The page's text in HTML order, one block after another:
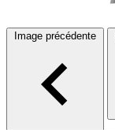
Image précédente